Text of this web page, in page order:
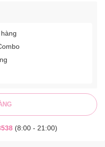
(8:00 - 21:00)